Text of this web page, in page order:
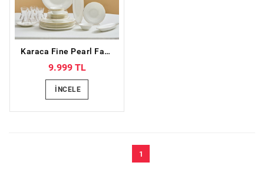
Karaca Fine Pearl Fame 26 Parça 6 Kişilik Kahvaltı Takımı Gold
9.999 TL
İNCELE
1